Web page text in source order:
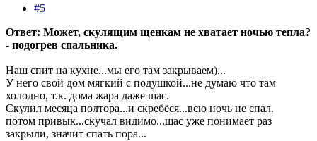
#5
Ответ: Может, скулящим щенкам не хватает ночью тепла?
- подогрев спальника.
Наш спит на кухне...мы его там закрываем)...
У него свой дом мягкий с подушкой...не думаю что там
холодно, т.к. дома жара даже щас.
Скулил месяца полтора...и скребёся...всю ночь не спал.
потом привык...скучал видимо...щас уже понимает раз
закрыли, значит спать пора...